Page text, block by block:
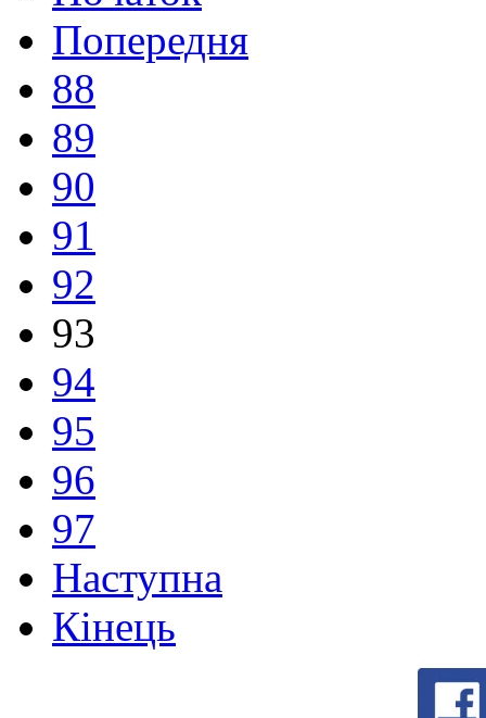
Попередня
88
89
90
91
92
93
94
95
96
97
Наступна
Кінець